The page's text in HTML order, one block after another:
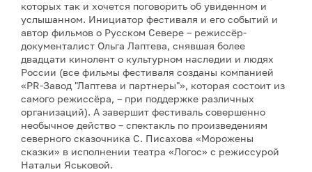
которых так и хочется поговорить об увиденном и
услышанном. Инициатор фестиваля и его событий и
автор фильмов о Русском Севере – режиссёр-
документалист Ольга Лаптева, снявшая более
двадцати кинолент о культурном наследии и людях
России (все фильмы фестиваля созданы компанией
«PR-Завод "Лаптева и партнеры"», которая состоит из
самого режиссёра, – при поддержке различных
организаций). А завершит фестиваль совершенно
необычное действо – спектакль по произведениям
северного сказочника С. Писахова «Морожены
сказки» в исполнении театра «Логос» с режиссурой
Натальи Яськовой.